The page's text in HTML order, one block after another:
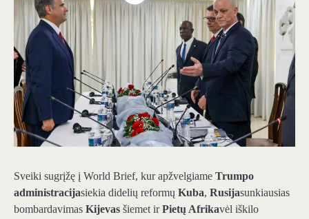
Sveiki sugrįžę į World Brief, kur apžvelgiame Trumpo
administracijasiekia didelių reformų Kuba, Rusijasunkiausias
bombardavimas Kijevas šiemet irPietų Afrikavėl iškilo